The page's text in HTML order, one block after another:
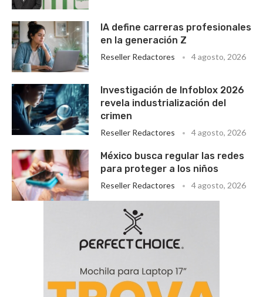
IA define carreras profesionales
en la generación Z
Reseller Redactores 4 agosto, 2026
Investigación de Infoblox 2026
revela industrialización del
crimen
Reseller Redactores 4 agosto, 2026
México busca regular las redes
para proteger a los niños
Reseller Redactores 4 agosto, 2026